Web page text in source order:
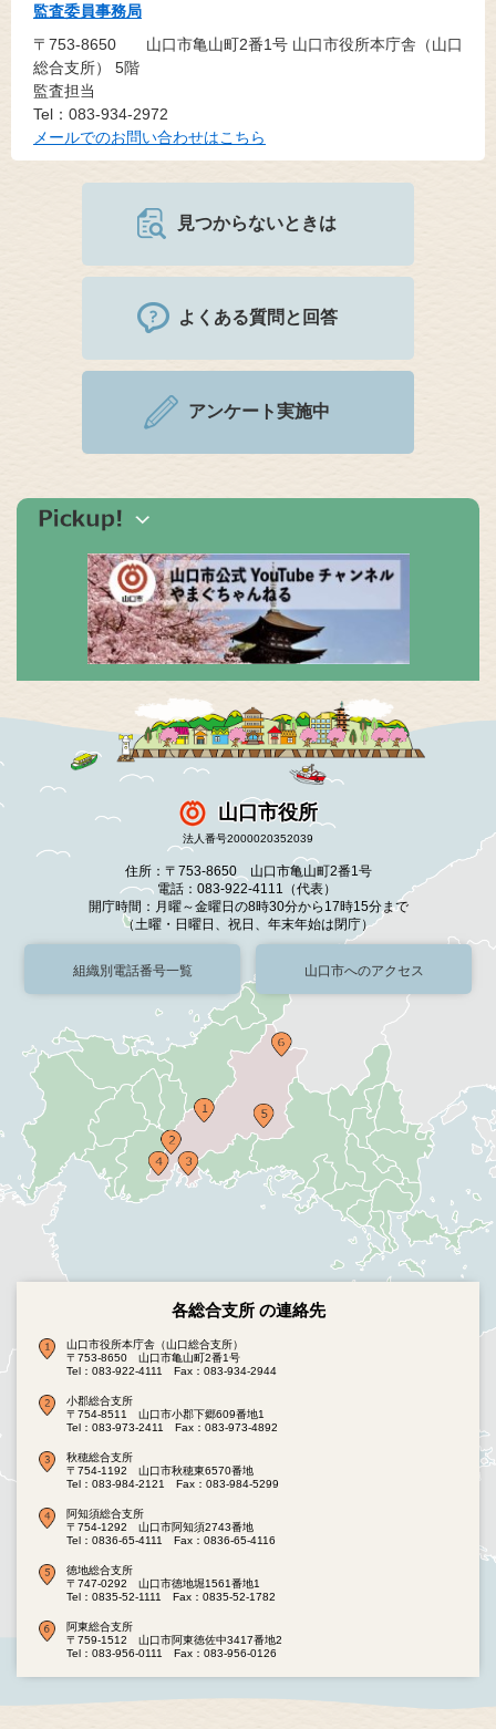
監査委員事務局
〒753-8650
山口市亀山町2番1号 山口市役所本庁舎（山口
総合支所） 5階
監査担当
Tel：083-934-2972
メールでのお問い合わせはこちら
見つからないときは
よくある質問と回答
アンケート実施中
山口市役所
法人番号2000020352039
住所：〒753-8650 山口市亀山町2番1号
電話：083-922-4111（代表）
開庁時間：月曜～金曜日の8時30分から17時15分まで
（土曜・日曜日、祝日、年末年始は閉庁）
組織別電話番号一覧 山口市へのアクセス
各総合支所 の連絡先
山口市役所本庁舎（山口総合支所）
〒753-8650 山口市亀山町2番1号
Tel：083-922-4111
Fax：083-934-2944
小郡総合支所
〒754-8511 山口市小郡下郷609番地1
Tel：083-973-2411
Fax：083-973-4892
秋穂総合支所
〒754-1192 山口市秋穂東6570番地
Tel：083-984-2121
Fax：083-984-5299
阿知須総合支所
〒754-1292 山口市阿知須2743番地
Tel：0836-65-4111
Fax：0836-65-4116
徳地総合支所
〒747-0292 山口市徳地堀1561番地1
Tel：0835-52-1111
Fax：0835-52-1782
阿東総合支所
〒759-1512 山口市阿東徳佐中3417番地2
Tel：083-956-0111
Fax：083-956-0126